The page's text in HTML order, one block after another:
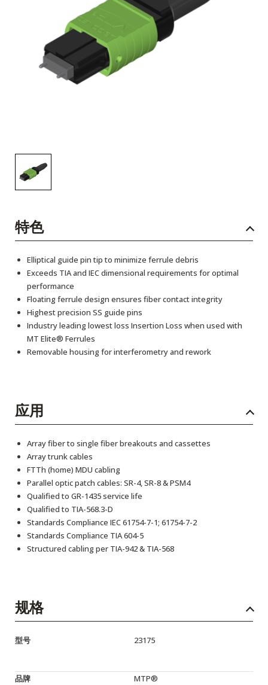
特色
Elliptical guide pin tip to minimize ferrule debris
Exceeds TIA and IEC dimensional requirements for optimal
performance
Floating ferrule design ensures fiber contact integrity
Highest precision SS guide pins
Industry leading lowest loss Insertion Loss when used with
MT Elite® Ferrules
Removable housing for interferometry and rework
应用
Array fiber to single fiber breakouts and cassettes
Array trunk cables
FTTh (home) MDU cabling
Parallel optic patch cables: SR-4, SR-8 & PSM4
Qualified to GR-1435 service life
Qualified to TIA-568.3-D
Standards Compliance IEC 61754-7-1; 61754-7-2
Standards Compliance TIA 604-5
Structured cabling per TIA-942 & TIA-568
规格
型号 23175
品牌 MTP®